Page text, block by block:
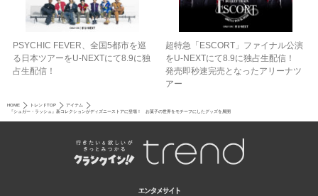
PSYCHIC FEVER、全国5都市を巡
る日本ツアーをU‐NEXTにて8.9に独
占生配信！
超特急「ESCORT」ファイナル公演
をU-NEXTにて8.9に独占生配信！
発売即秒速完売となったアリーナツ
アー
HOME トレンドTOP
アイテム
『シュガー・ラッシュ』新コレクションがディズニーストアに登場！ お菓子の世界をモチーフにしたグッズを展開